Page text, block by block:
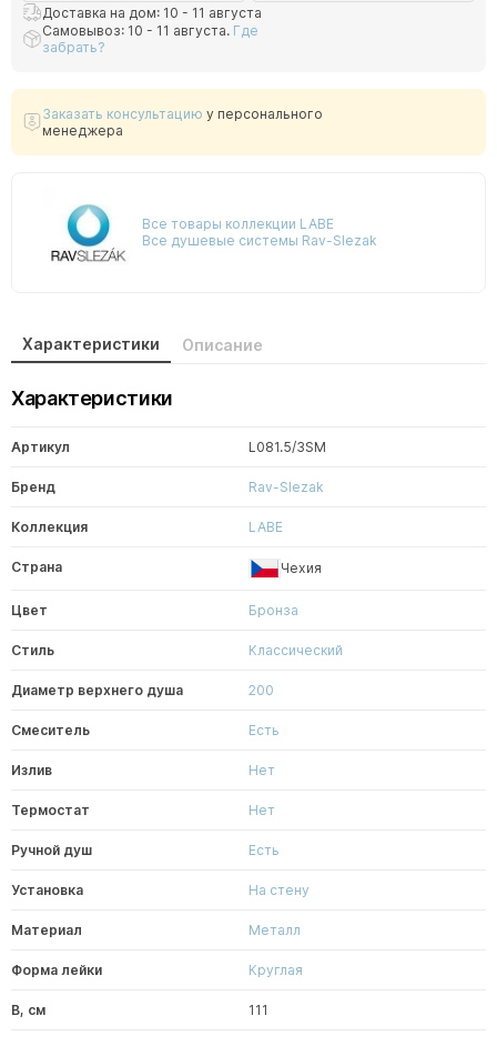
Доставка на дом: 10 - 11 августа
Самовывоз: 10 - 11 августа. Где
забрать?
Заказать консультацию у персонального
менеджера
Все товары коллекции LABE
Все душевые системы Rav-Slezak
Характеристики Описание
Характеристики
Артикул L081.5/3SM
Бренд Rav-Slezak
Коллекция LABE
Страна Чехия
Цвет Бронза
Стиль Классический
Диаметр верхнего душа 200
Смеситель Есть
Излив Нет
Термостат Нет
Ручной душ Есть
Установка На стену
Материал Металл
Форма лейки Круглая
В, см 111